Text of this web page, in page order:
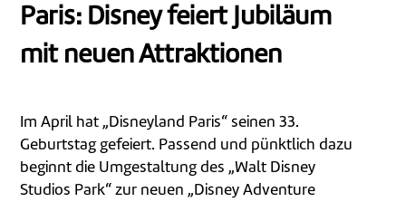
Paris: Disney feiert Jubiläum
mit neuen Attraktionen
Im April hat „Disneyland Paris“ seinen 33.
Geburtstag gefeiert. Passend und pünktlich dazu
beginnt die Umgestaltung des „Walt Disney
Studios Park“ zur neuen „Disney Adventure